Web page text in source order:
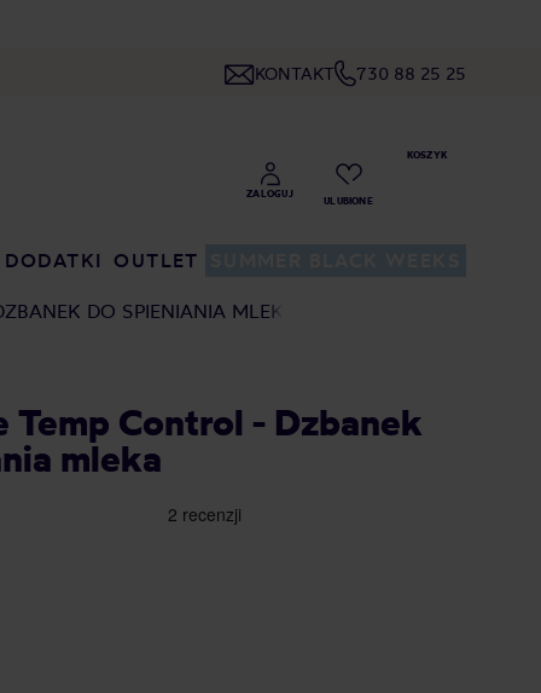
KONTAKT 730 88 25 25
DODATKI OUTLET
DO SPIENIANIA MLEKA
Temp Control - Dzbanek
mleka